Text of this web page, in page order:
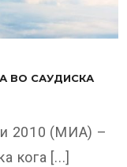
ВО САУДИСКА
2010 (МИА) –
кога [...]